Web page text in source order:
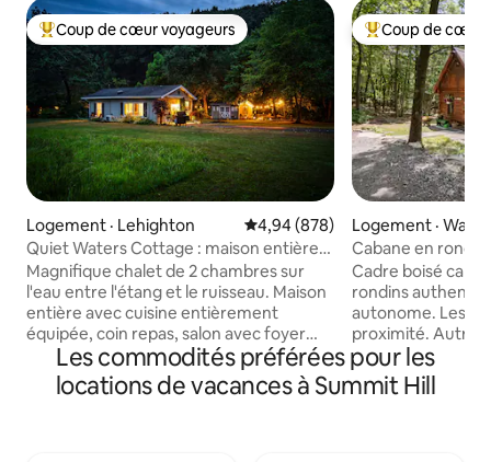
Coup de cœur voyageurs parmi les plus aimés
Coup de cœur voyageurs
Logement · Lehighton Note moyenne de 4,94 sur 5,
4,94 (878)
Quiet Waters Cottage : maison entière,
sur l'eau !
Magnifique chalet de 2 chambres sur
l'eau entre l'étang et le ruisseau. Maison
entière avec cuisine entièrement
équipée, coin repas, salon avec foyer
électrique, espaces de travail avec
Internet haute vitesse, livres, jeux et
télévision ROKU. La chambre principale
Coup de cœur
Coup de cœur
Logement ·
Cabane en
et rustique dans
Cadre boisé
rondins
autonome. Les
proximité. Autres
hiver. * Un chemin de terre de
campagne de 1/2
maisons sur le
Les commodités préférées pour les
locations de vacances à Summit Hill